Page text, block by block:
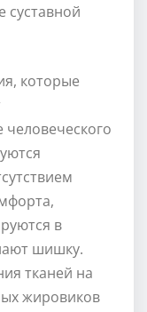
суставной
которые
в
шишку.
тканей на
жировиков